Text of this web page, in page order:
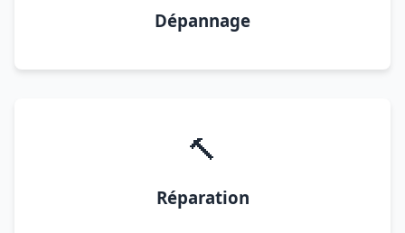
Dépannage
🔨
Réparation